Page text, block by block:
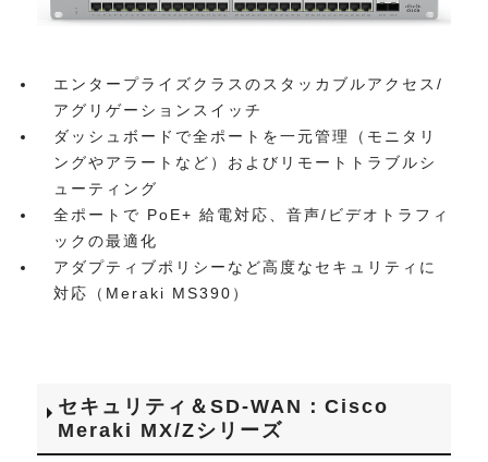
エンタープライズクラスのスタッカブルアクセス/
アグリゲーションスイッチ
ダッシュボードで全ポートを一元管理（モニタリ
ングやアラートなど）およびリモートトラブルシ
ューティング
全ポートで PoE+ 給電対応、音声/ビデオトラフィ
ックの最適化
アダプティブポリシーなど高度なセキュリティに
対応（Meraki MS390）
セキュリティ＆SD-WAN：Cisco
Meraki MX/Zシリーズ